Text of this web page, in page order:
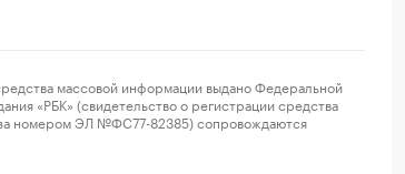
массовой информации выдано Федеральной
«РБК» (свидетельство о регистрации средства
номером ЭЛ №ФС77-82385) сопровождаются